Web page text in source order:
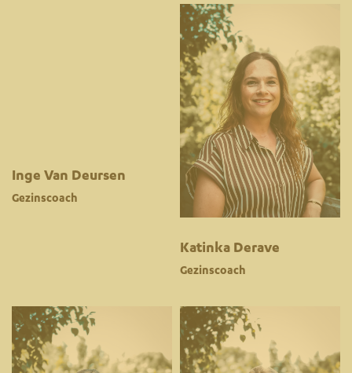
Inge Van Deursen
Gezinscoach
Katinka Derave
Gezinscoach